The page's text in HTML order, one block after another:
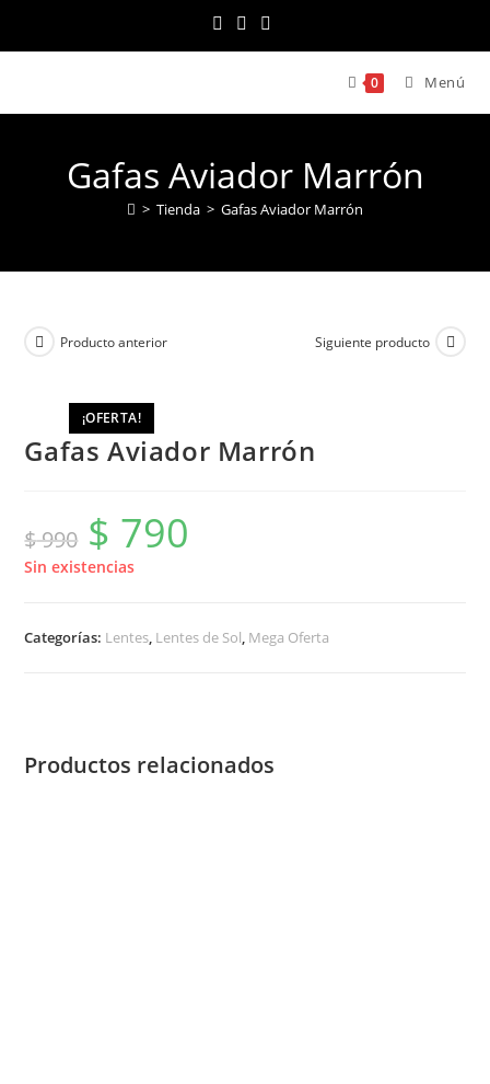
0 Menú
Gafas Aviador Marrón
> Tienda > Gafas Aviador Marrón
¡OFERTA!
Producto anterior Siguiente producto
Gafas Aviador Marrón
$990
El
precio
original
era:
$ 790
Sin existencias
Categorías: Lentes Lentes de Sol Mega Oferta
Productos relacionados